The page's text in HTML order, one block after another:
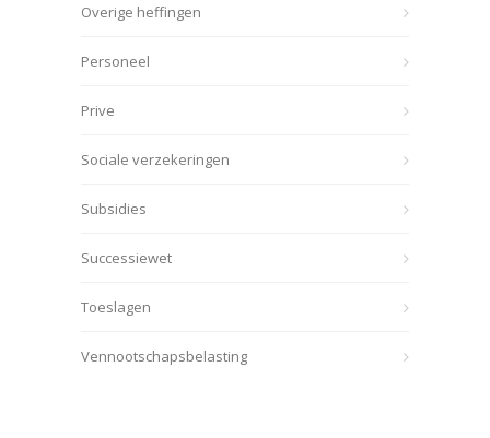
Overige heffingen
Personeel
Prive
Sociale verzekeringen
Subsidies
Successiewet
Toeslagen
Vennootschapsbelasting